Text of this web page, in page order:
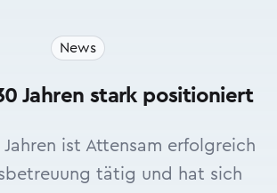
News
Jahren stark positioniert
ist Attensam erfolgreich
tätig und hat sich